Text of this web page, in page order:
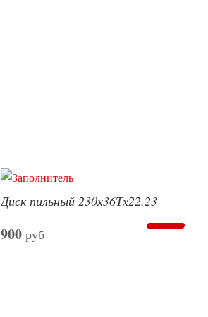
Диск пильный 230х36Тх22,23
900руб